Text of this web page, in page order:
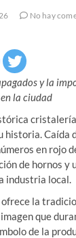
No hay
y la
la ciudad
historia. Caída
en rojo
de hornos y
industria local.
ofrece la
que
de la